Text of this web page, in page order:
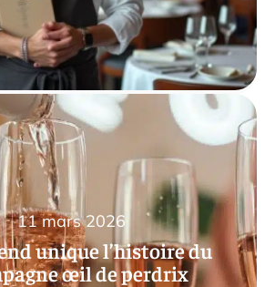
unique l’histoire du
œil de perdrix
11 mars 2026